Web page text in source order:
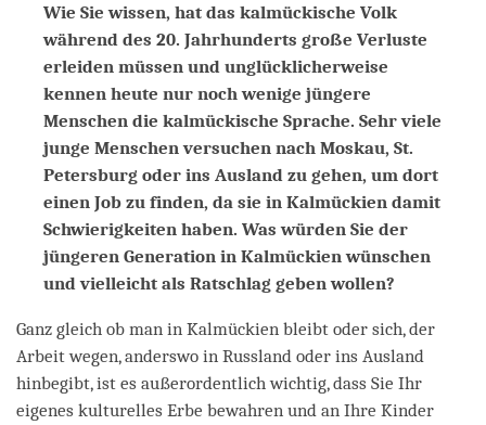
Wie Sie wissen, hat das kalmückische Volk
während des 20. Jahrhunderts große Verluste
erleiden müssen und unglücklicherweise
kennen heute nur noch wenige jüngere
Menschen die kalmückische Sprache. Sehr viele
junge Menschen versuchen nach Moskau, St.
Petersburg oder ins Ausland zu gehen, um dort
einen Job zu finden, da sie in Kalmückien damit
Schwierigkeiten haben. Was würden Sie der
jüngeren Generation in Kalmückien wünschen
und vielleicht als Ratschlag geben wollen?
Ganz gleich ob man in Kalmückien bleibt oder sich, der
Arbeit wegen, anderswo in Russland oder ins Ausland
hinbegibt, ist es außerordentlich wichtig, dass Sie Ihr
eigenes kulturelles Erbe bewahren und an Ihre Kinder